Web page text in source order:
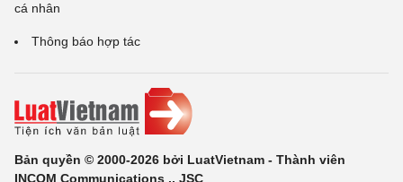
cá nhân
Thông báo hợp tác
Bản quyền © 2000-2026 bởi LuatVietnam - Thành viên
INCOM Communications ., JSC